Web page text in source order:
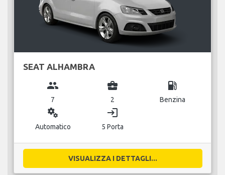
SEAT ALHAMBRA
group
7
business_center
2
local_gas_station
Benzina
miscellaneous_services
Automatico
login
5 Porta
VISUALIZZA I DETTAGLI...